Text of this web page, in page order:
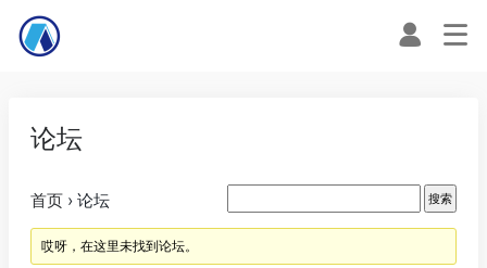
论坛
首页 › 论坛
哎呀，在这里未找到论坛。